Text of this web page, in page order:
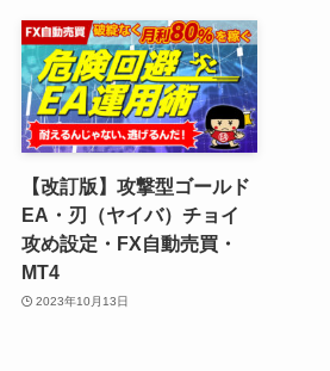
【改訂版】攻撃型ゴールド
EA・刃（ヤイバ）チョイ
攻め設定・FX自動売買・
MT4
2023年10月13日